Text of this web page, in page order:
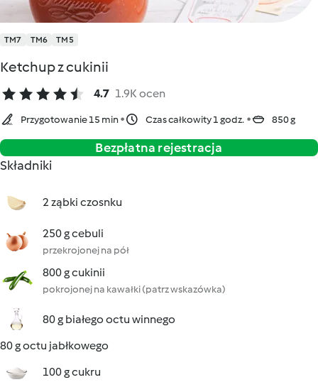
TM7 TM6 TM5
Ketchup z cukinii
4.7 1.9K ocen
Przygotowanie 15 min Czas całkowity 1 godz. 850 g
Bezpłatna rejestracja
Składniki
2 ząbki czosnku
250 g cebuli
przekrojonej na pół
800 g cukinii
pokrojonej na kawałki (patrz wskazówka)
80 g białego octu winnego
80 g octu jabłkowego
100 g cukru